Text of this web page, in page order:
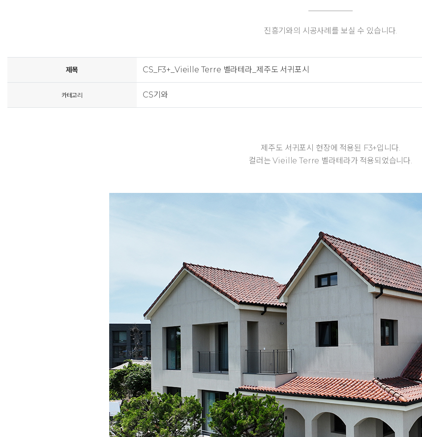
진흥기와의 시공사례를 보실 수 있습니다.
제목 CS_F3+_Vieille Terre 벨라테라_제주도 서귀포시
카테고리 CS기와
제주도 서귀포시 현장​​에 적용된 F3+입니다.
컬러는 Vieille Terre 벨라테라가 적용되었습니다.